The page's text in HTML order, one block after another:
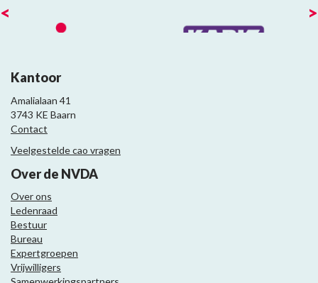
< >
Kantoor
Amalialaan 41
3743 KE Baarn
Contact
Veelgestelde cao vragen
Over de NVDA
Over ons
Ledenraad
Bestuur
Bureau
Expertgroepen
Vrijwilligers